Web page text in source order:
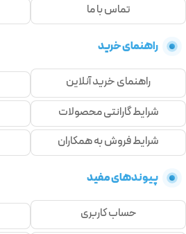
تماس با ما
راهنمای خرید
راهنمای خرید آنلاین
شرایط گارانتی محصولات
شرایط فروش به همکاران
پیوندهای مفید
حساب کاربری